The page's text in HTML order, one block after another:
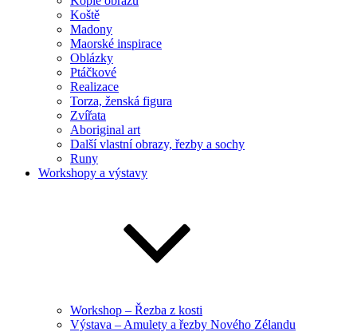
Koště
Madony
Maorské inspirace
Oblázky
Ptáčkové
Realizace
Torza, ženská figura
Zvířata
Aboriginal art
Další vlastní obrazy, řezby a sochy
Runy
Workshopy a výstavy
Workshop – Řezba z kosti
Výstava – Amulety a řezby Nového Zélandu